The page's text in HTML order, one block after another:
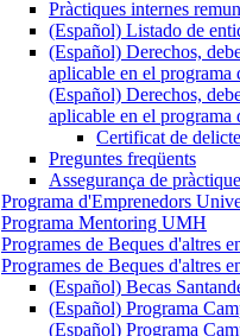
Pràctiques internes
(Español) Listado de
(Español) Derechos,
aplicable en el programa
(Español) Derechos,
aplicable en el programa
Certificat de
Preguntes freqüents
Assegurança de
Programa d'Emprenedors
Programa Mentoring UMH
Programes de Beques d'altres
Programes de Beques d'altres
(Español) Becas
(Español) Programa
(Español) Programa